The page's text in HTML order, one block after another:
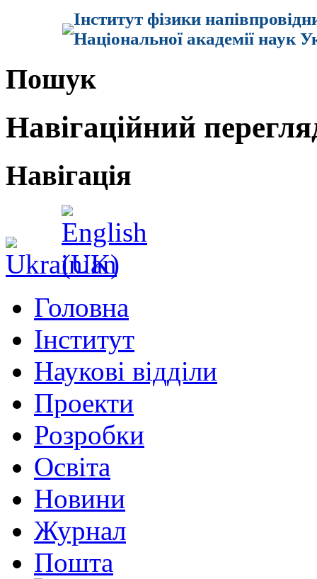
Інститут фізики
Національної академії наук
Пошук
Навігаційний
Навігація
Головна
Інститут
Наукові відділи
Проекти
Розробки
Освіта
Новини
Журнал
Пошта